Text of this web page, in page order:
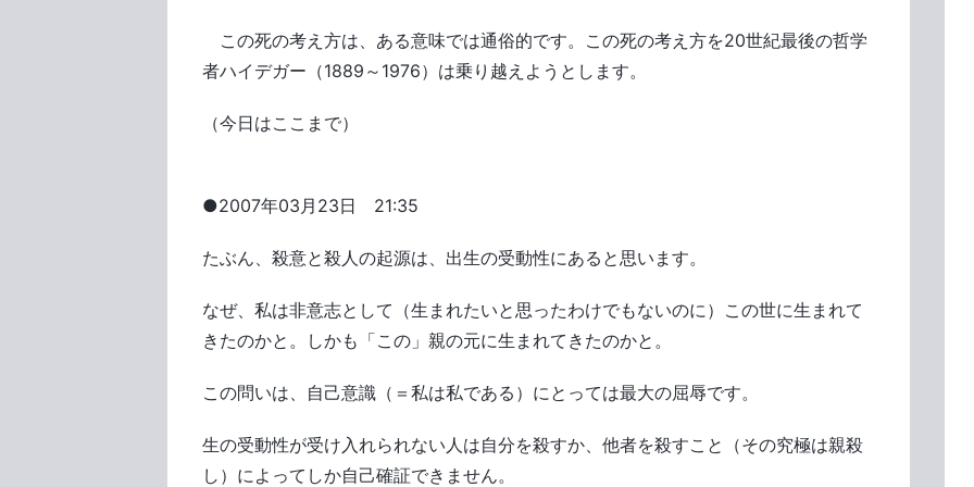
この死の考え方は、ある意味では通俗的です。この死の考え方を20世紀最後の哲学
者ハイデガー（1889～1976）は乗り越えようとします。
（今日はここまで）
●2007年03月23日 21:35
たぶん、殺意と殺人の起源は、出生の受動性にあると思います。
なぜ、私は非意志として（生まれたいと思ったわけでもないのに）この世に生まれて
きたのかと。しかも「この」親の元に生まれてきたのかと。
この問いは、自己意識（＝私は私である）にとっては最大の屈辱です。
生の受動性が受け入れられない人は自分を殺すか、他者を殺すこと（その究極は親殺
し）によってしか自己確証できません。